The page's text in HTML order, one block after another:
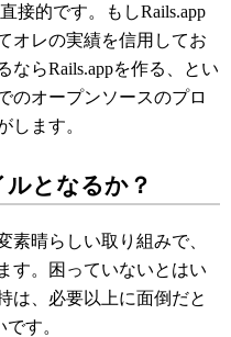
接的です。もしRails.app
オレの実績を信用してお
ならRails.appを作る、とい
のオープンソースのプロ
します。
ルとなるか？
晴らしい取り組みで、
す。困っていないとはい
は、必要以上に面倒だと
す。